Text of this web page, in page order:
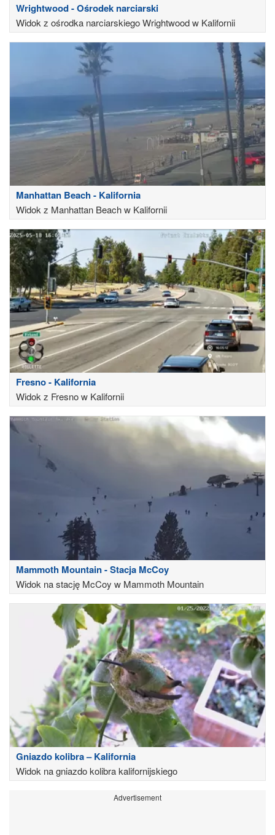
Wrightwood - Ośrodek narciarski
Widok z ośrodka narciarskiego Wrightwood w Kalifornii
Manhattan Beach - Kalifornia
Widok z Manhattan Beach w Kalifornii
Fresno - Kalifornia
Widok z Fresno w Kalifornii
Mammoth Mountain - Stacja McCoy
Widok na stację McCoy w Mammoth Mountain
Gniazdo kolibra – Kalifornia
Widok na gniazdo kolibra kalifornijskiego
Advertisement